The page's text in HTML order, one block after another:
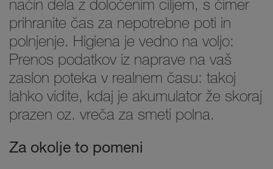
prihranite čas za nepotrebne poti in
polnjenje. Higiena je vedno na voljo:
Prenos podatkov iz naprave na vaš
zaslon poteka v realnem času: takoj
lahko vidite, kdaj je akumulator že skoraj
prazen oz. vreča za smeti polna.
Za okolje to pomeni